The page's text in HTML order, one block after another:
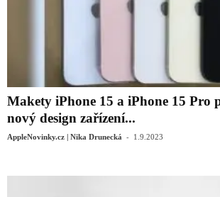
Makety iPhone 15 a iPhone 15 Pro
nový design zařízení...
AppleNovinky.cz | Nika Drunecká - 1.9.2023